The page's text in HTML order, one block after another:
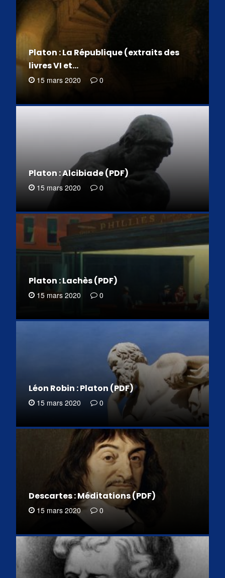
Platon : La République (extraits des
livres VI et…
15 mars 2020 0
Platon : Alcibiade (PDF)
15 mars 2020 0
Platon : Lachès (PDF)
15 mars 2020 0
Léon Robin : Platon (PDF)
15 mars 2020 0
Descartes : Méditations (PDF)
15 mars 2020 0